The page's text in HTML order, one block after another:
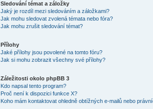
Sledování témat a záložky
Jaký je rozdíl mezi sledováním a záložkami?
Jak mohu sledovat zvolená témata nebo fóra?
Jak mohu zrušit sledování témat?
Přílohy
Jaké přílohy jsou povolené na tomto fóru?
Jak si mohu zobrazit všechny své přílohy?
Záležitosti okolo phpBB 3
Kdo napsal tento program?
Proč není k dispozici funkce X?
Koho mám kontaktovat ohledně obtížných e-mailů nebo